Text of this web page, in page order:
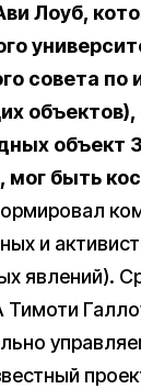
Лоуб,
совета
объектов),
объект
мог быть
и
явлений).